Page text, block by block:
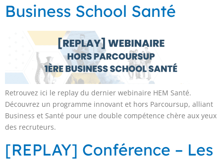
Business School Santé
Retrouvez ici le replay du dernier webinaire HEM Santé.
Découvrez un programme innovant et hors Parcoursup, alliant
Business et Santé pour une double compétence chère aux yeux
des recruteurs.
[REPLAY] Conférence – Les